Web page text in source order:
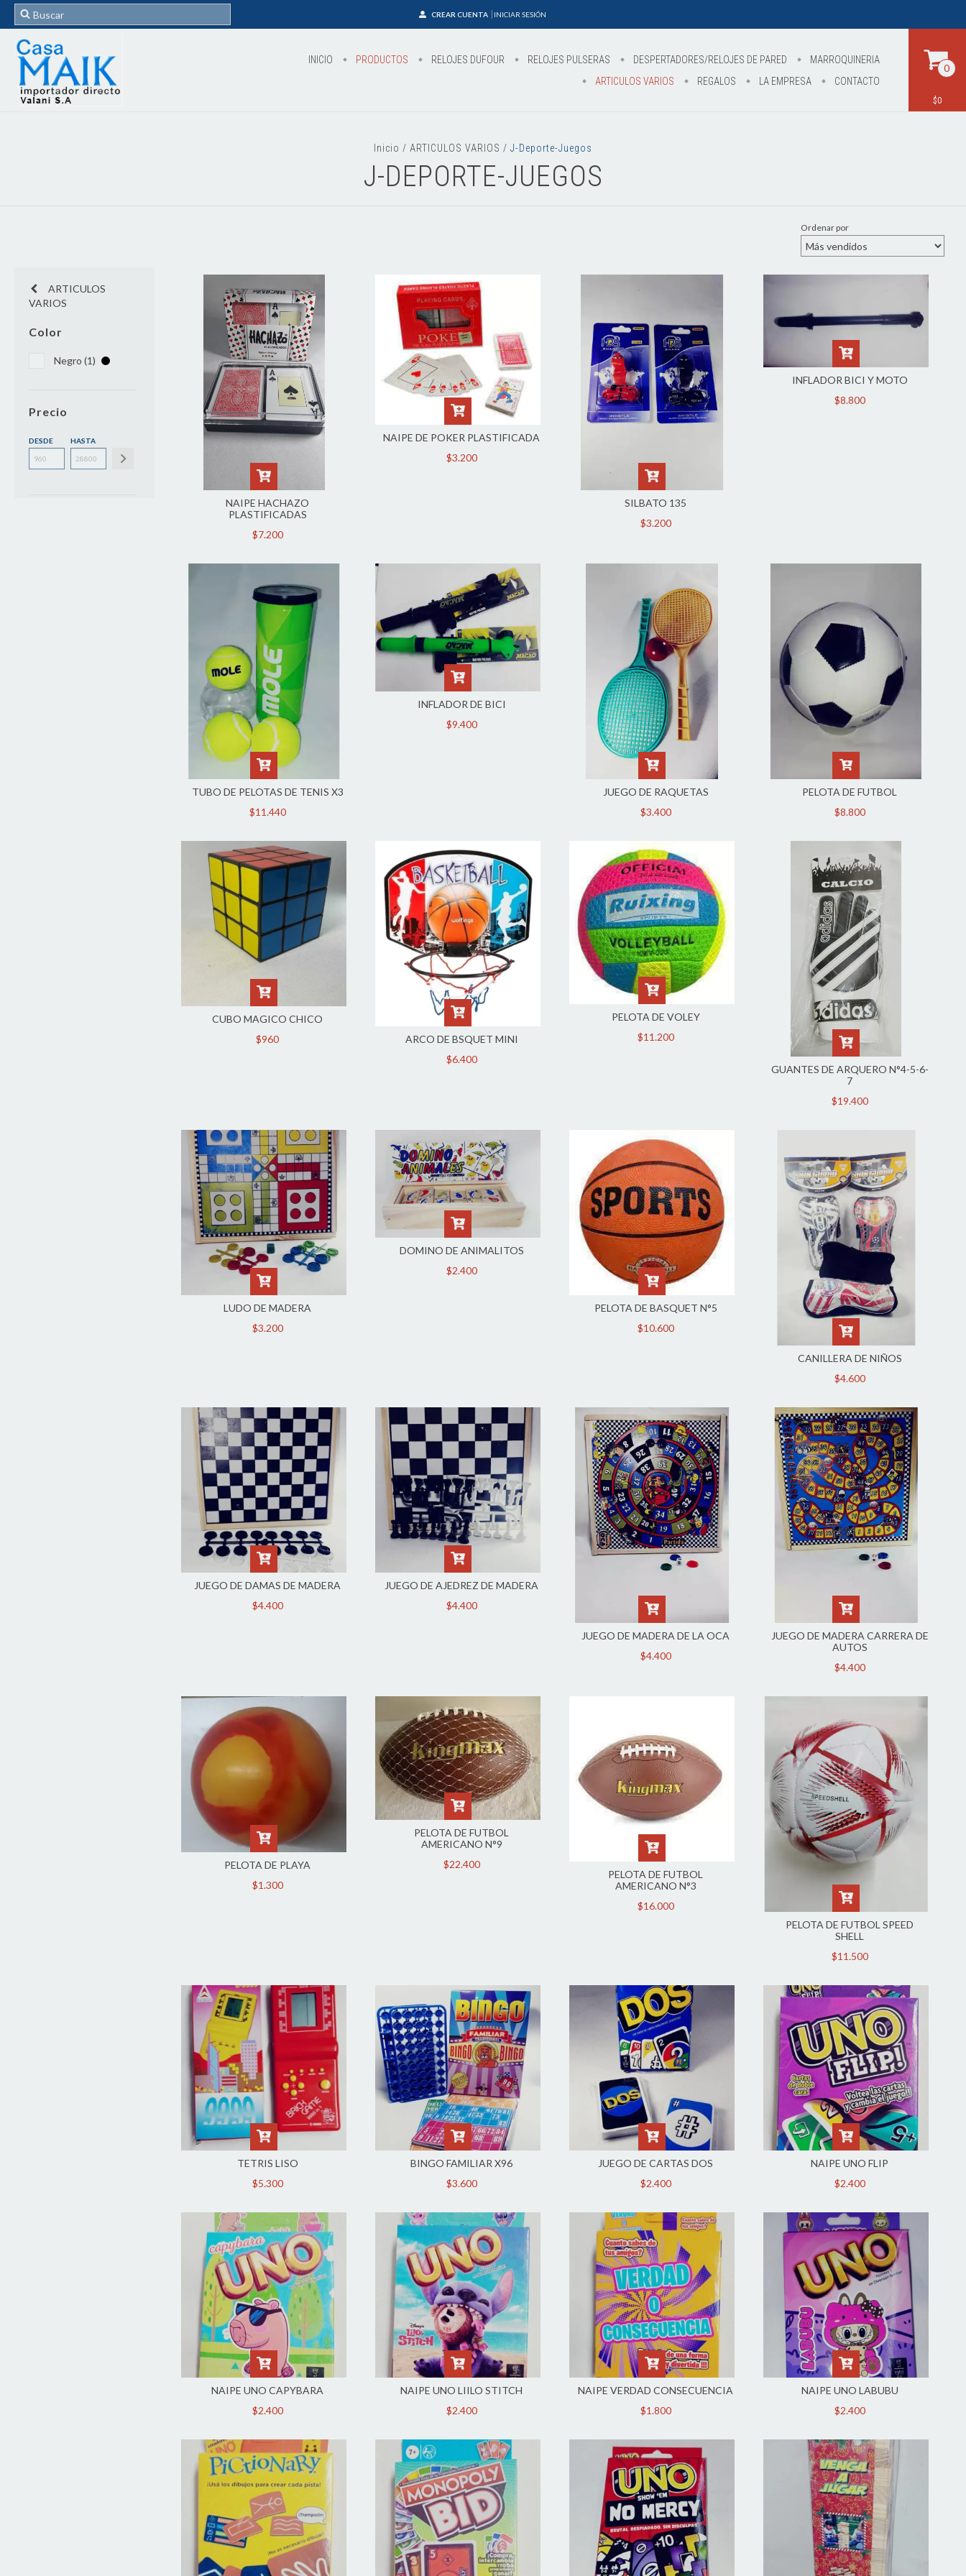
CREAR CUENTA INICIAR SESIÓN
INICIO PRODUCTOS RELOJES DUFOUR RELOJES PULSERAS DESPERTADORES/RELOJES DE PARED
MARROQUINERIA
ARTICULOS VARIOS
REGALOS LA EMPRESA CONTACTO
0
$0
Inicio / ARTICULOS VARIOS / J-Deporte-Juegos
J-DEPORTE-JUEGOS
Ordenar por
ARTICULOS
VARIOS
Color
Negro (1)
Precio
DESDE HASTA
NAIPE HACHAZO
PLASTIFICADAS
$7.200
NAIPE DE POKER PLASTIFICADA
$3.200
SILBATO 135
$3.200
INFLADOR BICI Y MOTO
$8.800
TUBO DE PELOTAS DE TENIS X3
$11.440
INFLADOR DE BICI
$9.400
JUEGO DE RAQUETAS
$3.400
PELOTA DE FUTBOL
$8.800
CUBO MAGICO CHICO
$960
ARCO DE BSQUET MINI
$6.400
PELOTA DE VOLEY
$11.200
GUANTES DE ARQUERO N°4-5-6-
7
$19.400
LUDO DE MADERA
$3.200
DOMINO DE ANIMALITOS
$2.400
PELOTA DE BASQUET N°5
$10.600
CANILLERA DE NIÑOS
$4.600
JUEGO DE DAMAS DE MADERA
$4.400
JUEGO DE AJEDREZ DE MADERA
$4.400
JUEGO DE MADERA DE LA OCA
$4.400
JUEGO DE MADERA CARRERA DE
AUTOS
$4.400
PELOTA DE PLAYA
$1.300
PELOTA DE FUTBOL
AMERICANO N°9
$22.400
PELOTA DE FUTBOL
AMERICANO N°3
$16.000
PELOTA DE FUTBOL SPEED
SHELL
$11.500
TETRIS LISO
$5.300
BINGO FAMILIAR X96
$3.600
JUEGO DE CARTAS DOS
$2.400
NAIPE UNO FLIP
$2.400
NAIPE UNO CAPYBARA
$2.400
NAIPE UNO LIILO STITCH
$2.400
NAIPE VERDAD CONSECUENCIA
$1.800
NAIPE UNO LABUBU
$2.400